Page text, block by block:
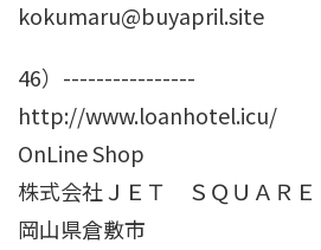
kokumaru@buyapril.site
46）----------------
http://www.loanhotel.icu/
OnLine Shop
株式会社ＪＥＴ ＳＱＵＡＲＥ
岡山県倉敷市